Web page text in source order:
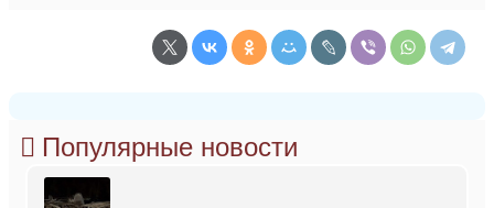
Популярные новости